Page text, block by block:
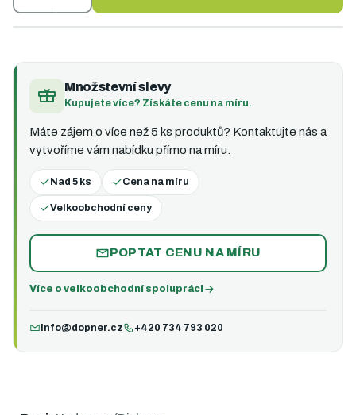
Množstevní slevy
Kupujete více? Získáte cenu na míru.
Máte zájem o více než 5 ks produktů? Kontaktujte nás a
vytvoříme vám nabídku přímo na míru.
Nad 5 ks Cena na míru
Velkoobchodní ceny
POPTAT CENU NA MÍRU
Více o velkoobchodní spolupráci
info@dopner.cz +420 734 793 020